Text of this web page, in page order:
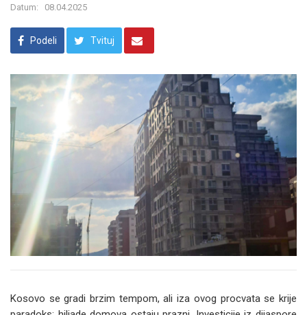
Datum: 08.04.2025
Podeli Tvituj
Kosovo se gradi brzim tempom, ali iza ovog procvata se krije